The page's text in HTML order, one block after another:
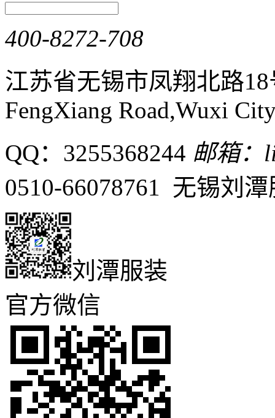
400-8272-708
江苏省无锡市凤翔北路
FengXiang Road,Wuxi
QQ：3255368244 邮箱：
0510-66078761 无锡刘
刘潭服装
官方微信